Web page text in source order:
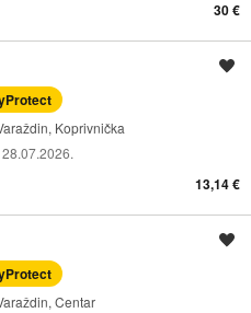
30 €
Koprivnička
28.07.2026.
13,14 €
Centar